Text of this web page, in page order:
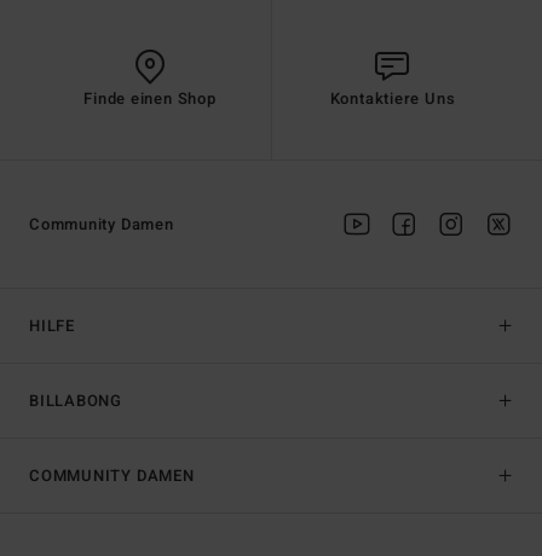
Finde einen Shop Kontaktiere Uns
HILFE
BILLABONG
Community Damen
COMMUNITY DAMEN